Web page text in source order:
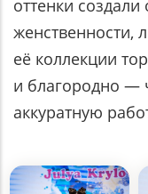
оттенки
женственности,
её коллекции
и благородно —
аккуратную